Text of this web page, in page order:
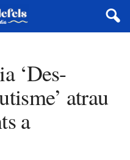
‘Des-
atrau
a